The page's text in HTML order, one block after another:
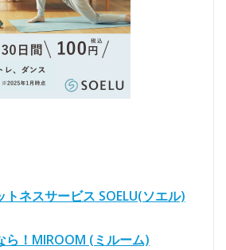
トネスサービス SOELU(ソエル)
ら！MIROOM (ミルーム)